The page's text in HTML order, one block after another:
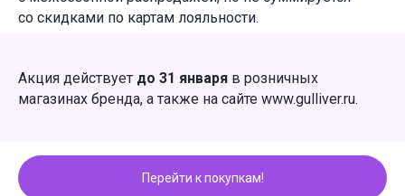
со скидками по картам лояльности.
Акция действует до 31 января в розничных
магазинах бренда, а также на сайте www.gulliver.ru.
Перейти к покупкам!